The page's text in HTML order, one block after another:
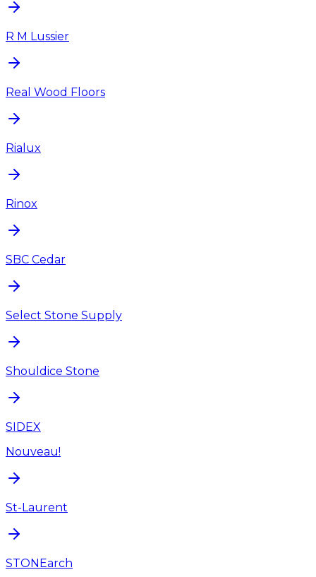
R M Lussier
Real Wood Floors
Rialux
Rinox
SBC Cedar
Select Stone Supply
Shouldice Stone
SIDEX
Nouveau!
St-Laurent
STONEarch